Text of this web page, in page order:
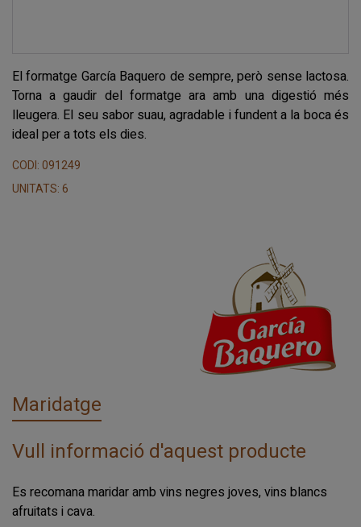
El formatge García Baquero de sempre, però sense lactosa.
Torna a gaudir del formatge ara amb una digestió més
lleugera. El seu sabor suau, agradable i fundent a la boca és
ideal per a tots els dies.
CODI: 091249
UNITATS: 6
Maridatge
Vull informació d'aquest producte
Es recomana maridar amb vins negres joves, vins blancs
afruitats i cava.